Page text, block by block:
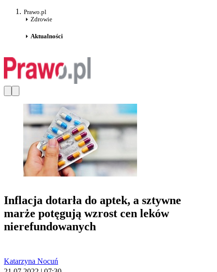
Prawo.pl
Zdrowie
Aktualności
Inflacja dotarła do aptek, a sztywne
marże potęgują wzrost cen leków
nierefundowanych
Katarzyna Nocuń